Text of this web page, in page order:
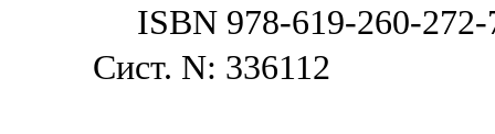
ISBN 978-619-260-272-
Сист. N: 336112